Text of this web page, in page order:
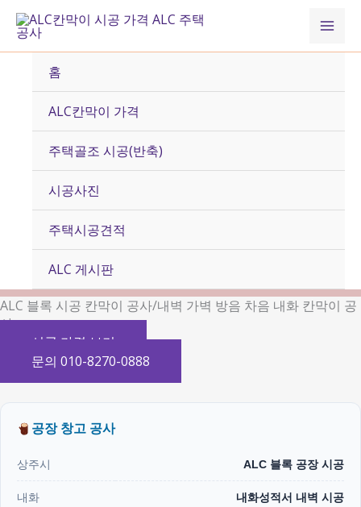
츠
홈
ALC칸막이 가격
주택골조 시공(반축)
시공사진
주택시공견적
ALC 게시판
ALC 블록 시공 칸막이 공사/내벽 가벽 방음 차음 내화 칸막이 공
사
시공 가격 보기
문의 010-8270-0888
공장 창고 공사
상주시 ALC 블록 공장 시공
내화 내화성적서 내벽 시공